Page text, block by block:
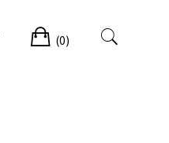
Cart
(0)